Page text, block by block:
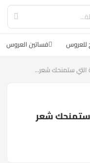
للعروس فساتين العروس
التي ستمنحك شعر...
ستمنحك شعر